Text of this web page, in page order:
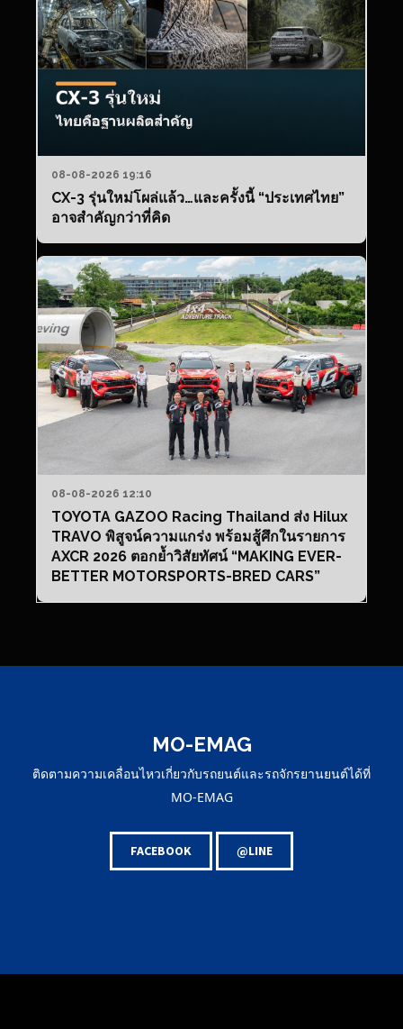
08-08-2026 19:16
CX-3 รุ่นใหม่โผล่แล้ว…และครั้งนี้ “ประเทศไทย”
อาจสำคัญกว่าที่คิด
08-08-2026 12:10
TOYOTA GAZOO Racing Thailand ส่ง Hilux
TRAVO พิสูจน์ความแกร่ง พร้อมสู้ศึกในรายการ
AXCR 2026 ตอกย้ำวิสัยทัศน์ “MAKING EVER-
BETTER MOTORSPORTS-BRED CARS”
MO-EMAG
ติดตามความเคลื่อนไหวเกี่ยวกับรถยนต์และรถจักรยานยนต์ได้ที่
MO-EMAG
FACEBOOK @LINE